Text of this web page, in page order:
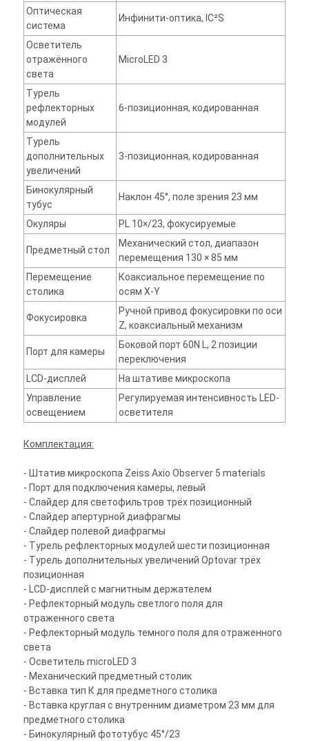
Оптическая
система
Инфинити-оптика, IC²S
Осветитель
отражённого
света
MicroLED 3
Турель
рефлекторных
модулей
6-позиционная, кодированная
Турель
дополнительных
увеличений
3-позиционная, кодированная
Бинокулярный
тубус
Наклон 45°, поле зрения 23 мм
Окуляры PL 10×/23, фокусируемые
Предметный стол
Механический стол, диапазон
перемещения 130 × 85 мм
Перемещение
столика
Коаксиальное перемещение по
осям X-Y
Фокусировка
Ручной привод фокусировки по оси
Z, коаксиальный механизм
Порт для камеры
Боковой порт 60N L, 2 позиции
переключения
LCD-дисплей
На штативе микроскопа
Управление
освещением
Регулируемая интенсивность LED-
осветителя
Комплектация:
- Штатив микроскопа Zeiss Axio Observer 5 materials
- Порт для подключения камеры, левый
- Слайдер для светофильтров трёх позиционный
- Слайдер апертурной диафрагмы
- Слайдер полевой диафрагмы
- Турель рефлекторных модулей шести позиционная
- Турель дополнительных увеличений Optovar трёх
позиционная
- LCD-дисплей с магнитным держателем
- Рефлекторный модуль светлого поля для
отраженного света
- Рефлекторный модуль темного поля для отраженного
света
- Осветитель microLED 3
- Механический предметный столик
- Вставка тип К для предметного столика
- Вставка круглая с внутренним диаметром 23 мм для
предметного столика
- Бинокулярный фототубус 45°/23